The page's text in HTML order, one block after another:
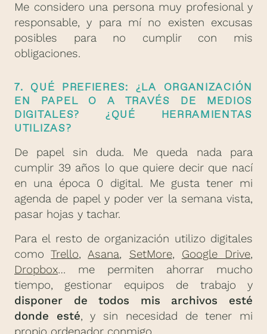
Me considero una persona muy profesional y
responsable, y para mí no existen excusas
posibles para no cumplir con mis
obligaciones.
7. QUÉ PREFIERES: ¿LA ORGANIZACIÓN
EN PAPEL O A TRAVÉS DE MEDIOS
DIGITALES? ¿QUÉ HERRAMIENTAS
UTILIZAS?
De papel sin duda. Me queda nada para
cumplir 39 años lo que quiere decir que nací
en una época 0 digital. Me gusta tener mi
agenda de papel y poder ver la semana vista,
pasar hojas y tachar.
Para el resto de organización utilizo digitales
comoTrello,Asana, SetMore, Google Drive,
Dropbox… me permiten ahorrar mucho
tiempo, gestionar equipos de trabajo y
disponer de todos mis archivos esté
donde esté, y sin necesidad de tener mi
propio ordenador conmigo.